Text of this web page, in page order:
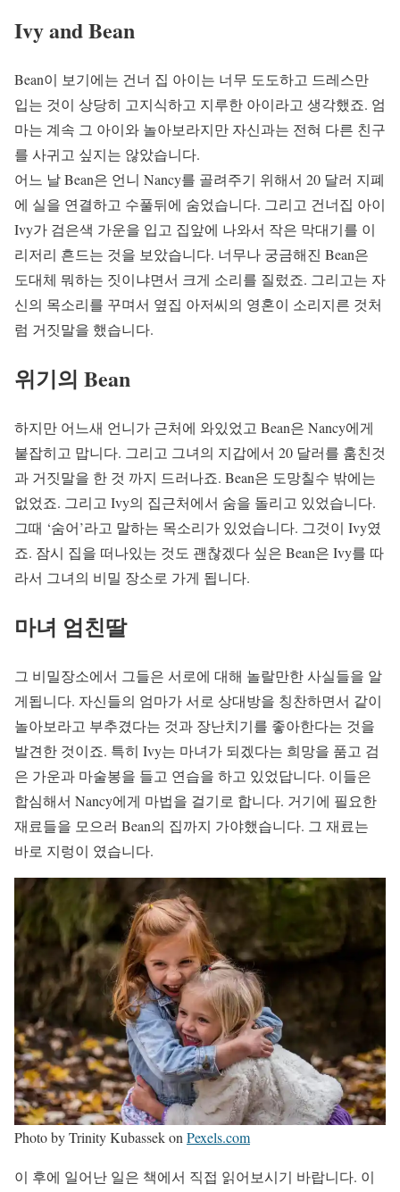
Ivy and Bean
Bean이 보기에는 건너 집 아이는 너무 도도하고 드레스만
입는 것이 상당히 고지식하고 지루한 아이라고 생각했죠. 엄
마는 계속 그 아이와 놀아보라지만 자신과는 전혀 다른 친구
를 사귀고 싶지는 않았습니다.
어느 날 Bean은 언니 Nancy를 골려주기 위해서 20 달러 지폐
에 실을 연결하고 수풀뒤에 숨었습니다. 그리고 건너집 아이
Ivy가 검은색 가운을 입고 집앞에 나와서 작은 막대기를 이
리저리 흔드는 것을 보았습니다. 너무나 궁금해진 Bean은
도대체 뭐하는 짓이냐면서 크게 소리를 질렀죠. 그리고는 자
신의 목소리를 꾸며서 옆집 아저씨의 영혼이 소리지른 것처
럼 거짓말을 했습니다.
위기의 Bean
하지만 어느새 언니가 근처에 와있었고 Bean은 Nancy에게
붙잡히고 맙니다. 그리고 그녀의 지갑에서 20 달러를 훔친것
과 거짓말을 한 것 까지 드러나죠. Bean은 도망칠수 밖에는
없었죠. 그리고 Ivy의 집근처에서 숨을 돌리고 있었습니다.
그때 ‘숨어’라고 말하는 목소리가 있었습니다. 그것이 Ivy였
죠. 잠시 집을 떠나있는 것도 괜찮겠다 싶은 Bean은 Ivy를 따
라서 그녀의 비밀 장소로 가게 됩니다.
마녀 엄친딸
그 비밀장소에서 그들은 서로에 대해 놀랄만한 사실들을 알
게됩니다. 자신들의 엄마가 서로 상대방을 칭찬하면서 같이
놀아보라고 부추겼다는 것과 장난치기를 좋아한다는 것을
발견한 것이죠. 특히 Ivy는 마녀가 되겠다는 희망을 품고 검
은 가운과 마술봉을 들고 연습을 하고 있었답니다. 이들은
합심해서 Nancy에게 마법을 걸기로 합니다. 거기에 필요한
재료들을 모으러 Bean의 집까지 가야했습니다. 그 재료는
바로 지렁이 였습니다.
Photo by Trinity Kubassek onPexels.com
이 후에 일어난 일은 책에서 직접 읽어보시기 바랍니다. 이